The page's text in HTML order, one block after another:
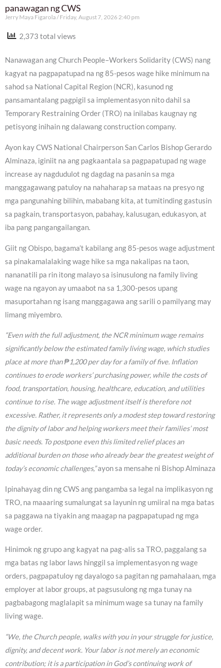
panawagan ng CWS
Jerry Maya Figarola Friday, August 7, 2026 2:40 pm
2,373 total views
Nanawagan ang Church People–Workers Solidarity (CWS) nang
kagyat na pagpapatupad na ng 85-pesos wage hike minimum na
sahod sa National Capital Region (NCR), kasunod ng
pansamantalang pagpigil sa implementasyon nito dahil sa
Temporary Restraining Order (TRO) na inilabas kaugnay ng
petisyong inihain ng dalawang construction company.
Ayon kay CWS National Chairperson San Carlos Bishop Gerardo
Alminaza, iginiit na ang pagkaantala sa pagpapatupad ng wage
increase ay nagdudulot ng dagdag na pasanin sa mga
manggagawang patuloy na nahaharap sa mataas na presyo ng
mga pangunahing bilihin, mababang kita, at tumitinding gastusin
sa pagkain, transportasyon, pabahay, kalusugan, edukasyon, at
iba pang pangangailangan.
Giit ng Obispo, bagama’t kabilang ang 85-pesos wage adjustment
sa pinakamalalaking wage hike sa mga nakalipas na taon,
nananatili pa rin itong malayo sa isinusulong na family living
wage na ngayon ay umaabot na sa 1,300-pesos upang
masuportahan ng isang manggagawa ang sarili o pamilyang may
limang miyembro.
“Even with the full adjustment, the NCR minimum wage remains
significantly below the estimated family living wage, which studies
place at more than ₱1,200 per day for a family of five. Inflation
continues to erode workers’ purchasing power, while the costs of
food, transportation, housing, healthcare, education, and utilities
continue to rise. The wage adjustment itself is therefore not
excessive. Rather, it represents only a modest step toward restoring
the dignity of labor and helping workers meet their families’ most
basic needs. To postpone even this limited relief places an
additional burden on those who already bear the greatest weight of
today’s economic challenges,”ayon sa mensahe ni Bishop Alminaza
Ipinahayag din ng CWS ang pangamba sa legal na implikasyon ng
TRO, na maaaring sumalungat sa layunin ng umiiral na mga batas
sa paggawa na tiyakin ang maagap na pagpapatupad ng mga
wage order.
Hinimok ng grupo ang kagyat na pag-alis sa TRO, paggalang sa
mga batas ng labor laws hinggil sa implementasyon ng wage
orders, pagpapatuloy ng dayalogo sa pagitan ng pamahalaan, mga
employer at labor groups, at pagsusulong ng mga tunay na
pagbabagong maglalapit sa minimum wage sa tunay na family
living wage.
“We, the Church people, walks with you in your struggle for justice,
dignity, and decent work. Your labor is not merely an economic
contribution; it is a participation in God’s continuing work of